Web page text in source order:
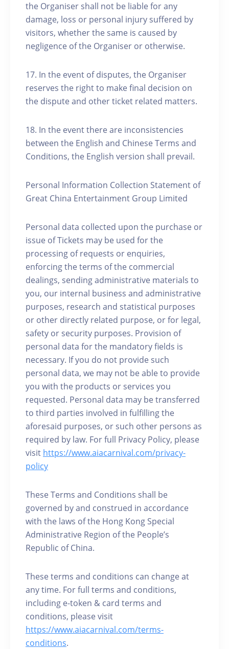
the Organiser shall not be liable for any
damage, loss or personal injury suffered by
visitors, whether the same is caused by
negligence of the Organiser or otherwise.
17. In the event of disputes, the Organiser
reserves the right to make final decision on
the dispute and other ticket related matters.
18. In the event there are inconsistencies
between the English and Chinese Terms and
Conditions, the English version shall prevail.
Personal Information Collection Statement of
Great China Entertainment Group Limited
Personal data collected upon the purchase or
issue of Tickets may be used for the
processing of requests or enquiries,
enforcing the terms of the commercial
dealings, sending administrative materials to
you, our internal business and administrative
purposes, research and statistical purposes
or other directly related purpose, or for legal,
safety or security purposes. Provision of
personal data for the mandatory fields is
necessary. If you do not provide such
personal data, we may not be able to provide
you with the products or services you
requested. Personal data may be transferred
to third parties involved in fulfilling the
aforesaid purposes, or such other persons as
required by law. For full Privacy Policy, please
visit https://www.aiacarnival.com/privacy-
policy
These Terms and Conditions shall be
governed by and construed in accordance
with the laws of the Hong Kong Special
Administrative Region of the People’s
Republic of China.
These terms and conditions can change at
any time. For full terms and conditions,
including e-token & card terms and
conditions, please visit
https://www.aiacarnival.com/terms-
conditions.